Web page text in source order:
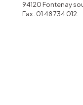
94120 Fontenay
Fax : 01 48 734 012.